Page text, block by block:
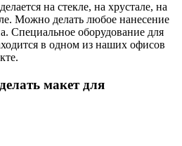
на стекле, на хрустале, на
Можно делать любое нанесение
Специальное оборудование для
в одном из наших офисов
макет для